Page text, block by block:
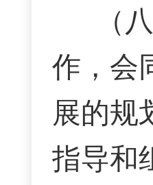
（
作，会
展的规
指导和